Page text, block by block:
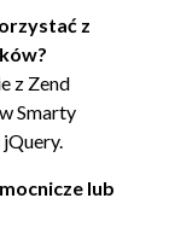
(75)
z
z Zend
Smarty
lub